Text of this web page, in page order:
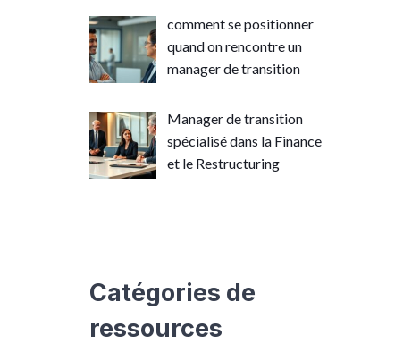
comment se positionner
quand on rencontre un
manager de transition
Manager de transition
spécialisé dans la Finance
et le Restructuring
Catégories de
ressources